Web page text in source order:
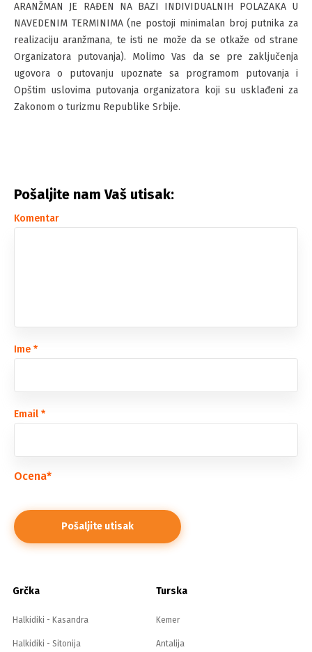
ARANŽMAN JE RAĐEN NA BAZI INDIVIDUALNIH POLAZAKA U
NAVEDENIM TERMINIMA (ne postoji minimalan broj putnika za
realizaciju aranžmana, te isti ne može da se otkaže od strane
Organizatora putovanja). Molimo Vas da se pre zaključenja
ugovora o putovanju upoznate sa programom putovanja i
Opštim uslovima putovanja organizatora koji su usklađeni za
Zakonom o turizmu Republike Srbije.
Pošaljite nam Vaš utisak:
Komentar
Ime *
Email *
Ocena*
Grčka
Halkidiki - Kasandra
Halkidiki - Sitonija
Turska
Kemer
Antalija